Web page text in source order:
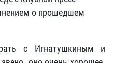
о прошедшем
с Игнатушкиным и